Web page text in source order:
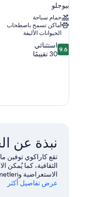
بيوجلو
حمام سباحة
أماكن تسمح باصطحاب
الحيوانات الأليفة
9.6
من
9.6 استثنائي
30 تقييمًا
نبذة عن
تقع كاراكوي توفين
الثقافية، كما يُمكن
الاستعراضية وIstanbul Buyuksehir Belediyesi Kultur sanat Hizmetleri أيضًا.
عرض تفاصيل أكثر